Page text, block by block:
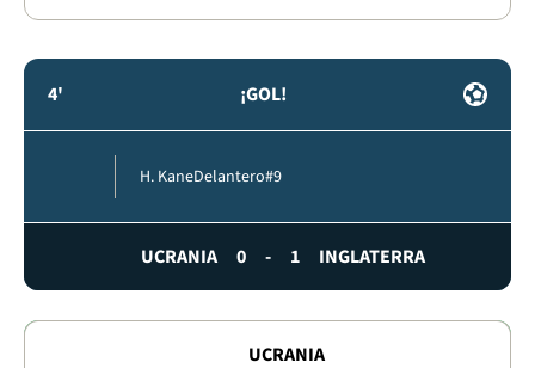
4' ¡GOL!
H. KaneDelantero#9
UCRANIA 0 - 1 INGLATERRA
UCRANIA